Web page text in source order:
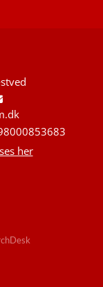
ses her